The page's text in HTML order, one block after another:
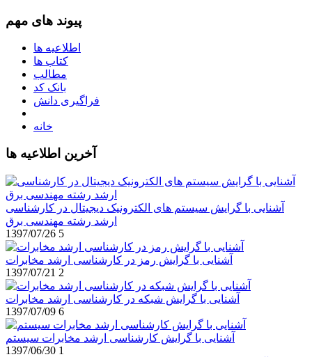
پیوند های مهم
اطلاعیه ها
کتاب ها
مطالب
بانک کد
فراگیری دانش
خانه
آخرین اطلاعیه ها
آشنایی با گرایش سیستم های الکترونیک دیجیتال در کارشناسی
ارشد رشته مهندسی برق
1397/07/26 5
آشنایی با گرایش رمز در کارشناسی ارشد مخابرات
1397/07/21 2
آشنایی با گرایش شبکه در کارشناسی ارشد مخابرات
1397/07/09 6
آشنایی با گرایش کارشناسی ارشد مخابرات سیستم
1397/06/30 1